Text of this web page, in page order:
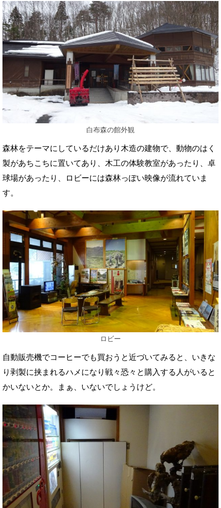
白布森の館外観
森林をテーマにしているだけあり木造の建物で、動物のはく
製があちこちに置いてあり、木工の体験教室があったり、卓
球場があったり、ロビーには森林っぽい映像が流れていま
す。
ロビー
自動販売機でコーヒーでも買おうと近づいてみると、いきな
り剥製に挟まれるハメになり戦々恐々と購入する人がいると
かいないとか。まぁ、いないでしょうけど。